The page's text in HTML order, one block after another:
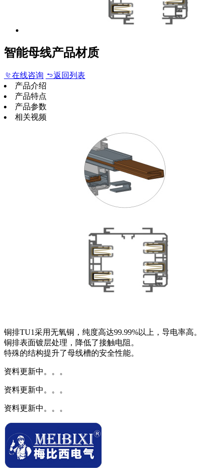
智能母线产品材质
在线咨询
返回列表
产品介绍
产品特点
产品参数
相关视频
铜排TU1采用无氧铜，纯度高达99.99%以上，导电率高。
铜排表面镀层处理，降低了接触电阻。
特殊的结构提升了母线槽的安全性能。
资料更新中。。。
资料更新中。。。
资料更新中。。。